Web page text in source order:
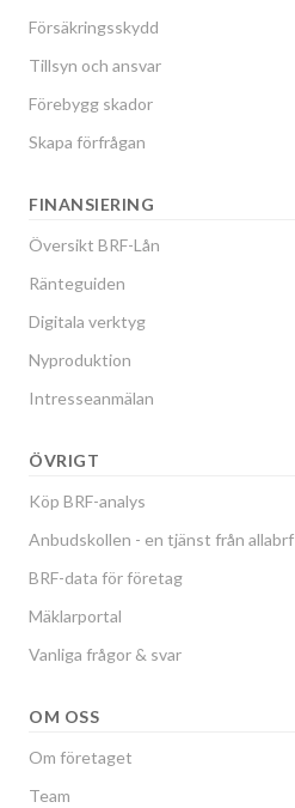
Försäkringsskydd
Tillsyn och ansvar
Förebygg skador
Skapa förfrågan
FINANSIERING
Översikt BRF-Lån
Ränteguiden
Digitala verktyg
Nyproduktion
Intresseanmälan
ÖVRIGT
Köp BRF-analys
Anbudskollen - en tjänst från allabrf
BRF-data för företag
Mäklarportal
Vanliga frågor & svar
OM OSS
Om företaget
Team